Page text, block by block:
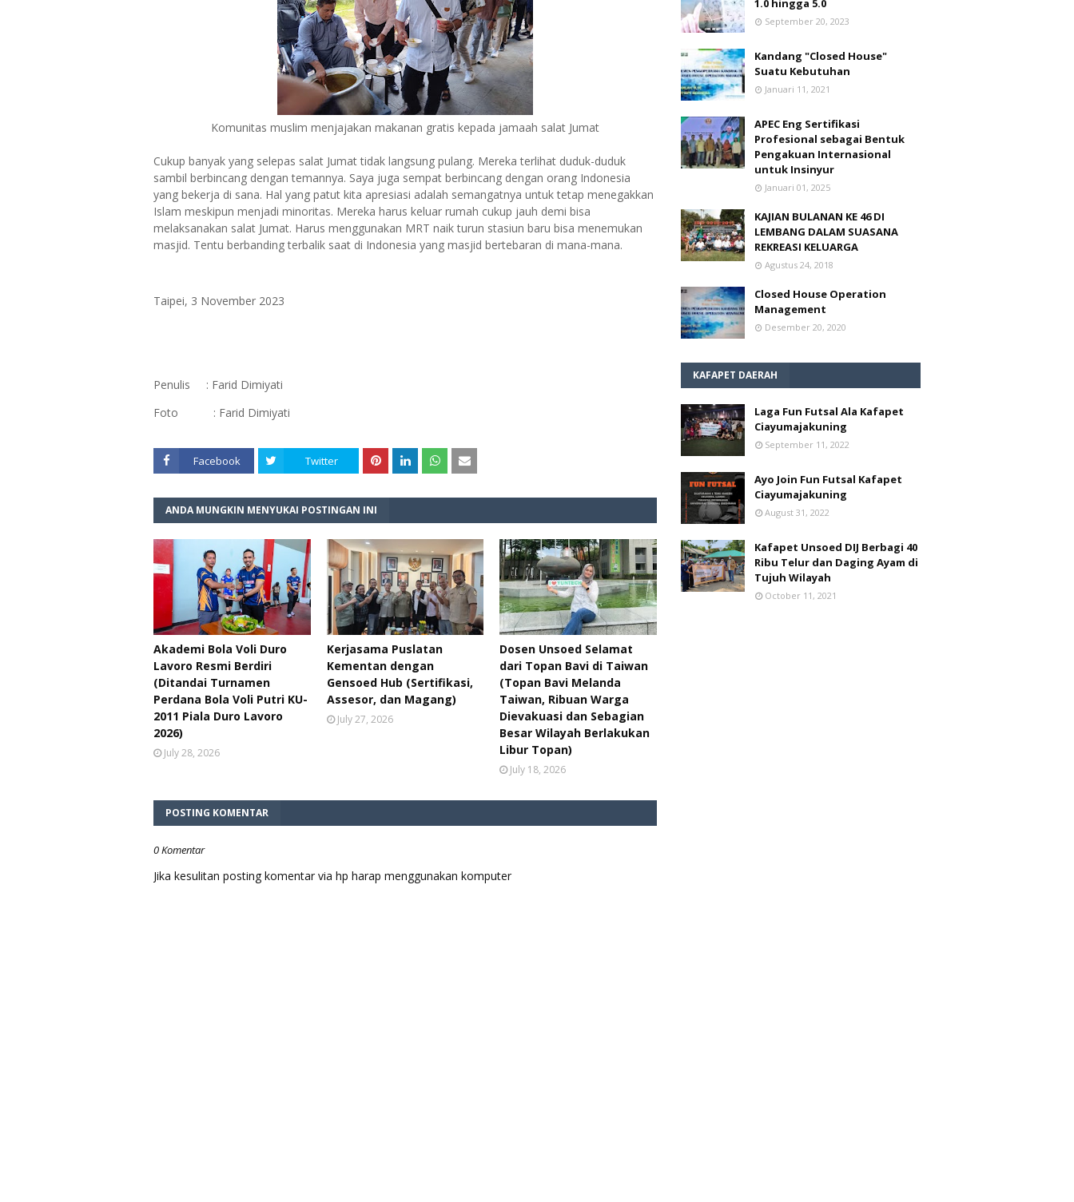
Komunitas muslim menjajakan makanan gratis kepada jamaah salat Jumat
Cukup banyak yang selepas salat Jumat tidak langsung pulang. Mereka terlihat duduk-duduk
sambil berbincang dengan temannya. Saya juga sempat berbincang dengan orang Indonesia
yang bekerja di sana. Hal yang patut kita apresiasi adalah semangatnya untuk tetap menegakkan
Islam meskipun menjadi minoritas. Mereka harus keluar rumah cukup jauh demi bisa
melaksanakan salat Jumat. Harus menggunakan MRT naik turun stasiun baru bisa menemukan
masjid. Tentu berbanding terbalik saat di Indonesia yang masjid bertebaran di mana-mana.
Taipei, 3 November 2023
Penulis : Farid Dimiyati
Foto : Farid Dimiyati
Facebook Twitter
ANDA MUNGKIN MENYUKAI POSTINGAN INI
Akademi Bola Voli Duro
Lavoro Resmi Berdiri
(Ditandai Turnamen
Perdana Bola Voli Putri KU-
2011 Piala Duro Lavoro
2026)
July 28, 2026
Kerjasama Puslatan
Kementan dengan
Gensoed Hub (Sertifikasi,
Assesor, dan Magang)
July 27, 2026
Dosen Unsoed Selamat
dari Topan Bavi di Taiwan
(Topan Bavi Melanda
Taiwan, Ribuan Warga
Dievakuasi dan Sebagian
Besar Wilayah Berlakukan
Libur Topan)
July 18, 2026
POSTING KOMENTAR
0 Komentar
Jika kesulitan posting komentar via hp harap menggunakan komputer
1.0 hingga 5.0
September 20, 2023
Kandang "Closed House"
Suatu Kebutuhan
Januari 11, 2021
APEC Eng Sertifikasi
Profesional sebagai Bentuk
Pengakuan Internasional
untuk Insinyur
Januari 01, 2025
KAJIAN BULANAN KE 46 DI
LEMBANG DALAM SUASANA
REKREASI KELUARGA
Agustus 24, 2018
Closed House Operation
Management
Desember 20, 2020
KAFAPET DAERAH
Laga Fun Futsal Ala Kafapet
Ciayumajakuning
September 11, 2022
Ayo Join Fun Futsal Kafapet
Ciayumajakuning
August 31, 2022
Kafapet Unsoed DIJ Berbagi 40
Ribu Telur dan Daging Ayam di
Tujuh Wilayah
October 11, 2021